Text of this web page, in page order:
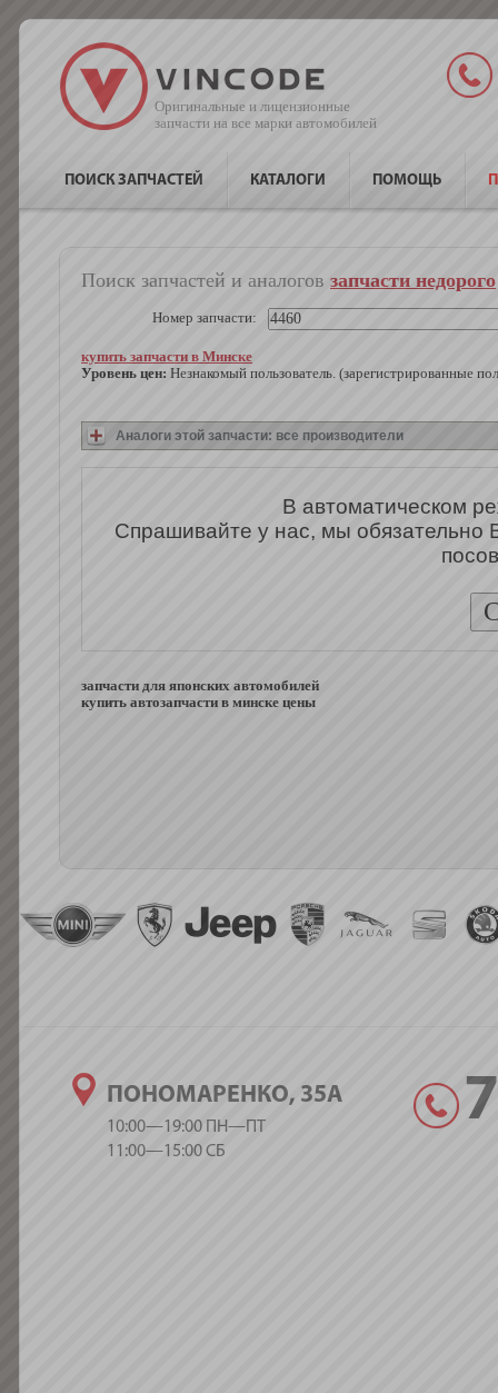
Оригинальные и лицензионные
запчасти на все марки автомобилей
ПОИСК ЗАПЧАСТЕЙ КАТАЛОГИ ПОМОЩЬ
Поиск запчастей и аналогов запчасти недорого
Номер запчасти:
купить запчасти в Минске
Уровень цен: Незнакомый пользователь. (зарегистрированные
Аналоги этой запчасти: все производители
В автоматическом
Спрашивайте у нас, мы
запчасти для японских автомобилей
купить автозапчасти в минске цены
ПОНОМАРЕНКО, 35А
10:00—19:00 ПН—ПТ
11:00—15:00 СБ